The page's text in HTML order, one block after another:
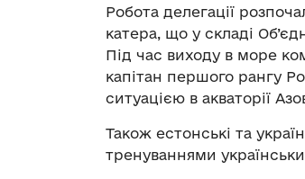
Робота делегації
катера, що у складі
Під час виходу в море
капітан першого рангу
ситуацією в акваторії
Також естонські та
тренуваннями